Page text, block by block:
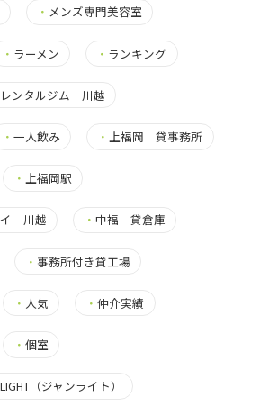
・ メンズ専門美容室
・ ラーメン ・ ランキング
レンタルジム 川越
・一人飲み ・上福岡 貸事務所
・上福岡駅
イ 川越 ・中福 貸倉庫
・ 事務所付き貸工場
・ 人気 ・仲介実績
・個室
（ジャンライト）